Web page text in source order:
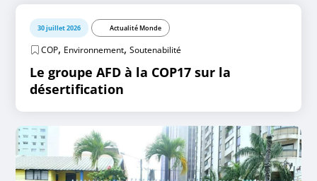
30 juillet 2026 Actualité Monde
COP, Environnement,Soutenabilité
Le groupe AFD à la COP17 sur la
désertification